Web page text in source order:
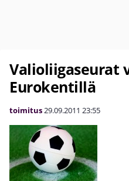
Valioliigaseurat
Eurokentillä
toimitus29.09.2011 23:55